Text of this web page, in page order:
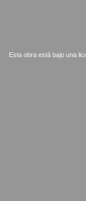
Esta obra está bajo una